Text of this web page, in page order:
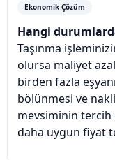
Ekonomik Çözüm
Hangi
Taşınma
olursa maliyet
birden fazla
bölünmesi ve
mevsiminin tercih
daha uygun fiyat